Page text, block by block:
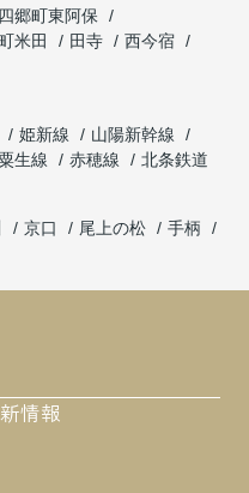
四郷町東阿保
米田 田寺
西今宿
姫新線
山陽新幹線
生線 赤穂線
北条鉄道
京口 尾上の松
手柄
情報